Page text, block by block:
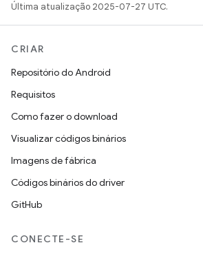
Última atualização 2025-07-27 UTC.
CRIAR
Repositório do Android
Requisitos
Como fazer o download
Visualizar códigos binários
Imagens de fábrica
Códigos binários do driver
GitHub
CONECTE-SE